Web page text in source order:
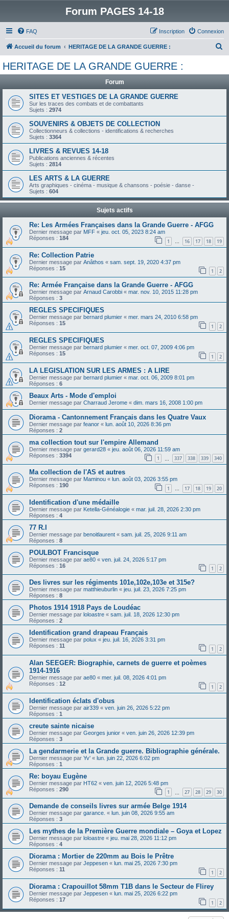
Forum PAGES 14-18
FAQ Connexion
Inscription
Accueil du forum HERITAGE DE LA GRANDE GUERRE :
e
HERITAGE DE LA GRANDE GUERRE :
Forum
SITES ET VESTIGES DE LA GRANDE GUERRE
Sur les traces des combats et de combattants
Sujets : 2974
SOUVENIRS & OBJETS DE COLLECTION
Collectionneurs & collections - identifications & recherches
Sujets : 3364
LIVRES & REVUES 14-18
Publications anciennes & récentes
Sujets : 2814
LES ARTS & LA GUERRE
Arts graphiques - cinéma - musique & chansons - poésie - danse -
Sujets : 604
Sujets actifs
Re: Les Armées Françaises dans la Grande Guerre - AFGG
Dernier message par MFF « jeu. oct. 05, 2023 8:24 am
Réponses : 184 1 … 16 17 18 19
Re: Collection Patrie
Dernier message par Anâthos « sam. sept. 19, 2020 4:37 pm
Réponses : 15 1 2
Re: Armée Française dans la Grande Guerre - AFGG
Dernier message par Arnaud Carobbi « mar. nov. 10, 2015 11:28 pm
Réponses : 3
REGLES SPECIFIQUES
Dernier message par bernard plumier « mer. mars 24, 2010 6:58 pm
Réponses : 15 1 2
REGLES SPECIFIQUES
Dernier message par bernard plumier « mer. oct. 07, 2009 4:06 pm
Réponses : 15 1 2
LA LEGISLATION SUR LES ARMES : A LIRE
Dernier message par bernard plumier « mar. oct. 06, 2009 8:01 pm
Réponses : 6
Beaux Arts - Mode d'emploi
Dernier message par Charraud Jerome « dim. mars 16, 2008 1:00 pm
Diorama - Cantonnement Français dans les Quatre Vaux
Dernier message par feanor « lun. août 10, 2026 8:36 pm
Réponses : 2
ma collection tout sur l'empire Allemand
Dernier message par gerard28 « jeu. août 06, 2026 11:59 am
Réponses : 3394 1 337 338 339 340
Ma collection de l'AS et autres
Dernier message par Maminou « lun. août 03, 2026 3:55 pm
Réponses : 190 1 … 17 18 19 20
Identification d'une médaille
Dernier message par Ketella-Généalogie « mar. juil. 28, 2026 2:30 pm
Réponses : 4
77 R.I
Dernier message par benoitlaurent « sam. juil. 25, 2026 9:11 am
Réponses : 8
POULBOT Francisque
Dernier message par ae80 « ven. juil. 24, 2026 5:17 pm
Réponses : 16 1 2
Des livres sur les régiments 101e,102e,103e et 315e?
Dernier message par matthieuburlin « jeu. juil. 23, 2026 7:25 pm
Réponses : 8
Photos 1914 1918 Pays de Loudéac
Dernier message par loloastre « sam. juil. 18, 2026 12:30 pm
Réponses : 2
Identification grand drapeau Français
Dernier message par polux « jeu. juil. 16, 2026 3:31 pm
Réponses : 11 1 2
Alan SEEGER: Biographie, carnets de guerre et poèmes
1914-1916
Dernier message par ae80 « mer. juil. 08, 2026 4:01 pm
Réponses : 12 1 2
Identification éclats d'obus
Dernier message par air339 « ven. juin 26, 2026 5:22 pm
Réponses : 1
creute sainte nicaise
Dernier message par Georges junior « ven. juin 26, 2026 12:39 pm
Réponses : 3
La gendarmerie et la Grande guerre. Bibliographie générale.
Dernier message par Yv' « lun. juin 22, 2026 6:02 pm
Réponses : 1
Re: boyau Eugène
Dernier message par HT62 « ven. juin 12, 2026 5:48 pm
Réponses : 290 1 27 28 29 30
Demande de conseils livres sur armée Belge 1914
Dernier message par garance. « lun. juin 08, 2026 9:55 am
Réponses : 3
Les mythes de la Première Guerre mondiale – Goya et Lopez
Dernier message par loloastre « jeu. mai 28, 2026 11:12 pm
Réponses : 4
Diorama : Mortier de 220mm au Bois le Prêtre
Dernier message par Jeppesen « lun. mai 25, 2026 7:30 pm
Réponses : 11 1 2
Diorama : Crapouillot 58mm T1B dans le Secteur de Flirey
Dernier message par Jeppesen « lun. mai 25, 2026 6:22 pm
Réponses : 17 1 2